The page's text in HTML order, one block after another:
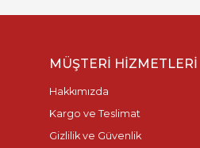
MÜŞTERI HIZMETLERI
Hakkımızda
Kargo ve Teslimat
Gizlilik ve Güvenlik